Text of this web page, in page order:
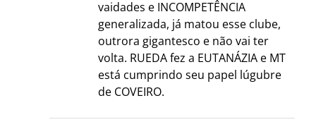
vaidades e INCOMPETÊNCIA
generalizada, já matou esse clube,
outrora gigantesco e não vai ter
volta. RUEDA fez a EUTANÁZIA e MT
está cumprindo seu papel lúgubre
de COVEIRO.